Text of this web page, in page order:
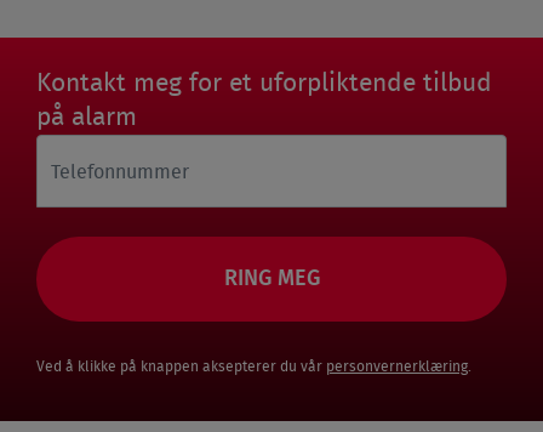
Kontakt meg for et uforpliktende tilbud
på alarm
Telefonnummer
Ved å klikke på knappen aksepterer du vår personvernerklæring